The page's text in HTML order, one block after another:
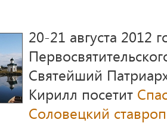
20-21 августа 2012
Святейший
Кирилл посетит
Соловецкий